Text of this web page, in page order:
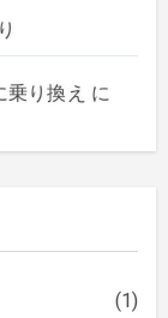
乗り換え に
(1)